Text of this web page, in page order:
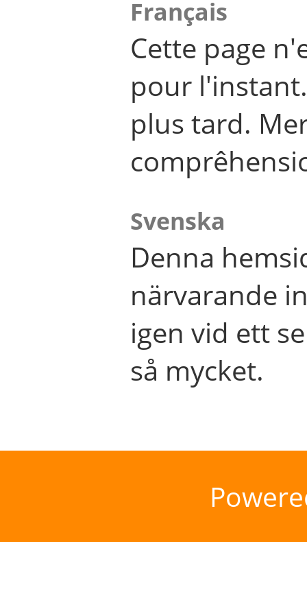
Français
Cette page
pour
plus tard.
Svenska
Denna
närvarande
igen vid ett
så mycket.